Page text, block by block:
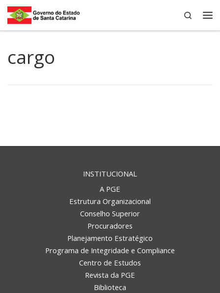
Skip to content
Search
cargo
INSTITUCIONAL
A PGE
Estrutura Organizacional
Conselho Superior
Procuradores
Planejamento Estratégico
Programa de Integridade e Compliance
Centro de Estudos
Revista da PGE
Biblioteca